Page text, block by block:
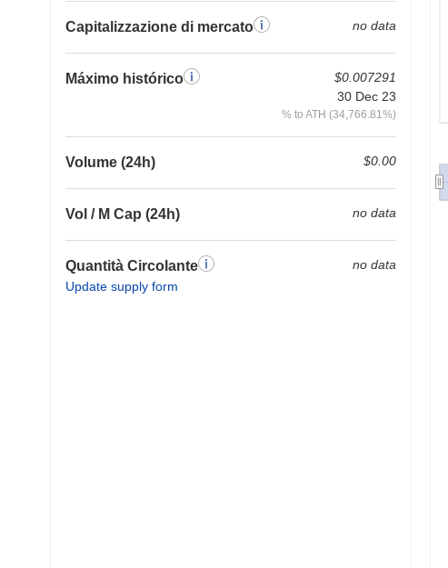
Capitalizzazione di mercato no data
Máximo histórico
$0.007291
30 Dec 23
% to ATH (34,766.81%)
Volume (24h) $0.00
Vol / M Cap (24h) no data
Quantità Circolante
Update supply form
no data